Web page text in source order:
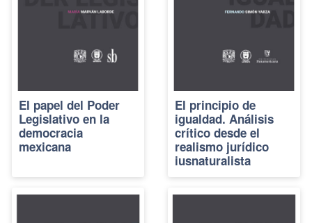
El papel del Poder
Legislativo en la
democracia
mexicana
El principio de
igualdad. Análisis
crítico desde el
realismo jurídico
iusnaturalista